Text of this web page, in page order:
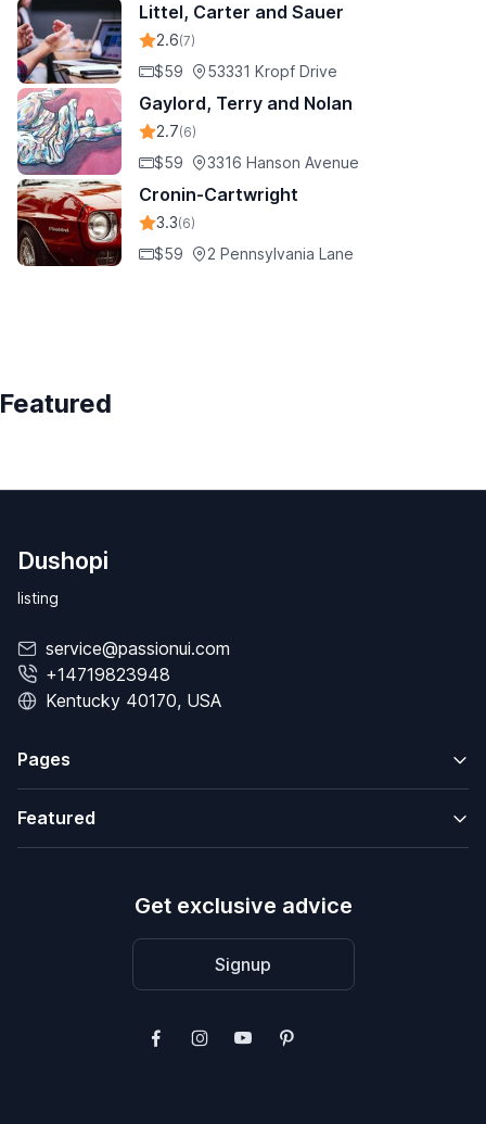
Littel, Carter and Sauer
2.6(7)
$59 53331 Kropf Drive
Gaylord, Terry and Nolan
2.7(6)
$59 3316 Hanson Avenue
Cronin-Cartwright
3.3(6)
$59 2 Pennsylvania Lane
Featured
Dushopi
listing
service@passionui.com
+14719823948
Kentucky 40170, USA
Pages
Featured
Get exclusive advice
Signup